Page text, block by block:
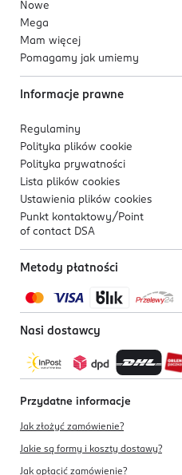
Nowe
Mega
Mam więcej
Pomagamy jak umiemy
Informacje prawne
Regulaminy
Polityka plików cookie
Polityka prywatności
Lista plików cookies
Ustawienia plików cookies
Punkt kontaktowy/ Point
of contact DSA
Metody płatności
Nasi dostawcy
Przydatne informacje
Jak złożyć zamówienie?
Jakie są formy i koszty dostawy?
Jak opłacić zamówienie?